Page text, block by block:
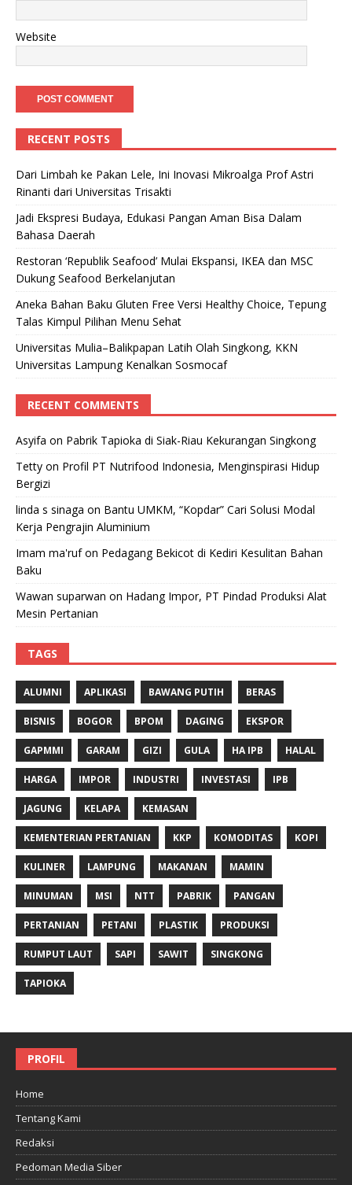
Website
RECENT POSTS
Dari Limbah ke Pakan Lele, Ini Inovasi Mikroalga Prof Astri
Rinanti dari Universitas Trisakti
Jadi Ekspresi Budaya, Edukasi Pangan Aman Bisa Dalam
Bahasa Daerah
Restoran ‘Republik Seafood’ Mulai Ekspansi, IKEA dan MSC
Dukung Seafood Berkelanjutan
Aneka Bahan Baku Gluten Free Versi Healthy Choice, Tepung
Talas Kimpul Pilihan Menu Sehat
Universitas Mulia–Balikpapan Latih Olah Singkong, KKN
Universitas Lampung Kenalkan Sosmocaf
RECENT COMMENTS
Asyifa on Pabrik Tapioka di Siak-Riau Kekurangan Singkong
Tetty on Profil PT Nutrifood Indonesia, Menginspirasi Hidup
Bergizi
linda s sinaga on Bantu UMKM, “Kopdar” Cari Solusi Modal
Kerja Pengrajin Aluminium
Imam ma'rufon Pedagang Bekicot di Kediri Kesulitan Bahan
Baku
Wawan suparwan on Hadang Impor, PT Pindad Produksi Alat
Mesin Pertanian
TAGS
ALUMNI APLIKASI BAWANG PUTIH BERAS
BISNIS BOGOR BPOM DAGING EKSPOR
GAPMMI GARAM GIZI GULA HA IPB HALAL
HARGA IMPOR INDUSTRI INVESTASI IPB
JAGUNG KELAPA KEMASAN
KEMENTERIAN PERTANIAN KKP KOMODITAS KOPI
KULINER LAMPUNG MAKANAN MAMIN
MINUMAN MSI NTT PABRIK PANGAN
PERTANIAN PETANI PLASTIK PRODUKSI
RUMPUT LAUT SAPI SAWIT SINGKONG
TAPIOKA
PROFIL
Home
Tentang Kami
Redaksi
Pedoman Media Siber